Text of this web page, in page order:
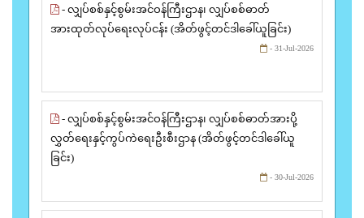
- လျှပ်စစ်နှင့်စွမ်းအင်ဝန်ကြီးဌာန၊ လျှပ်စစ်ဓာတ်
အားထုတ်လုပ်ရေးလုပ်ငန်း (အိတ်ဖွင့်တင်ဒါခေါ်ယူခြင်း)
- 31-Jul-2026
- လျှပ်စစ်နှင့်စွမ်းအင်ဝန်ကြီးဌာန၊ လျှပ်စစ်ဓာတ်အားပို့
လွှတ်ရေးနှင့်ကွပ်ကဲရေးဦးစီးဌာန (အိတ်ဖွင့်တင်ဒါခေါ်ယူ
ခြင်း)
- 30-Jul-2026